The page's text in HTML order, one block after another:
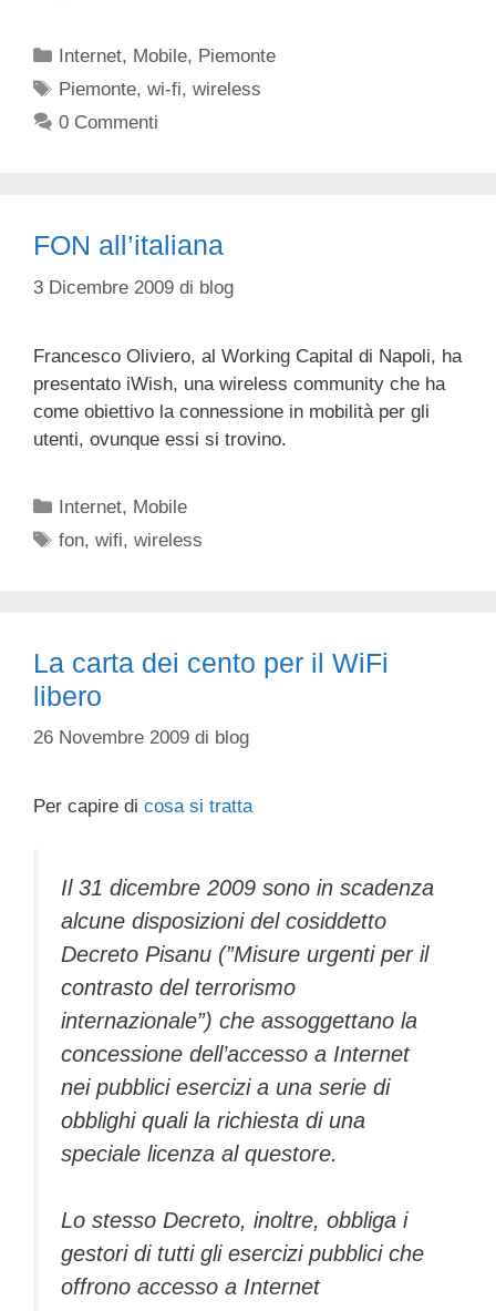
Categorie
Internet, Mobile, Piemonte
Tag
Piemonte,wi-fi,wireless
0 Commenti
FON all’italiana
3 Dicembre 2009 di blog
Francesco Oliviero, al Working Capital di Napoli, ha
presentato iWish, una wireless community che ha
come obiettivo la connessione in mobilità per gli
utenti, ovunque essi si trovino.
Categorie
Internet, Mobile
Tag
fon,wifi,wireless
La carta dei cento per il WiFi
libero
26 Novembre 2009 di blog
Per capire di cosa si tratta
Il 31 dicembre 2009 sono in scadenza
alcune disposizioni del cosiddetto
Decreto Pisanu (”Misure urgenti per il
contrasto del terrorismo
internazionale”) che assoggettano la
concessione dell’accesso a Internet
nei pubblici esercizi a una serie di
obblighi quali la richiesta di una
speciale licenza al questore.
Lo stesso Decreto, inoltre, obbliga i
gestori di tutti gli esercizi pubblici che
offrono accesso a Internet